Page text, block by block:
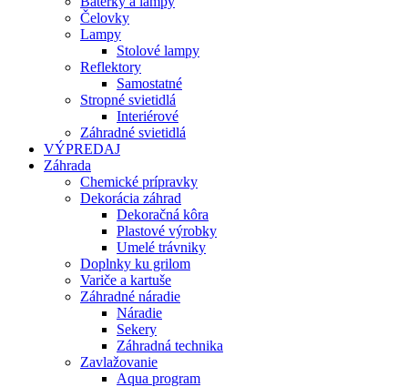
Čelovky
Lampy
Stolové lampy
Reflektory
Samostatné
Stropné svietidlá
Interiérové
Záhradné svietidlá
VÝPREDAJ
Záhrada
Chemické prípravky
Dekorácia záhrad
Dekoračná kôra
Plastové výrobky
Umelé trávniky
Doplnky ku grilom
Variče a kartuše
Záhradné náradie
Náradie
Sekery
Záhradná technika
Zavlažovanie
Aqua program